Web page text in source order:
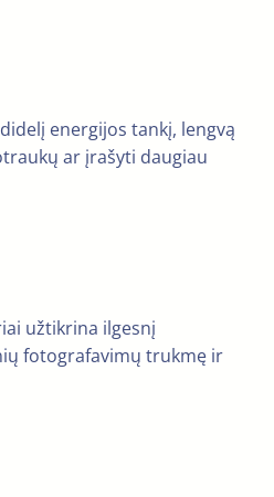
energijos tankį, lengvą
ar įrašyti daugiau
užtikrina ilgesnį
fotografavimų trukmę ir